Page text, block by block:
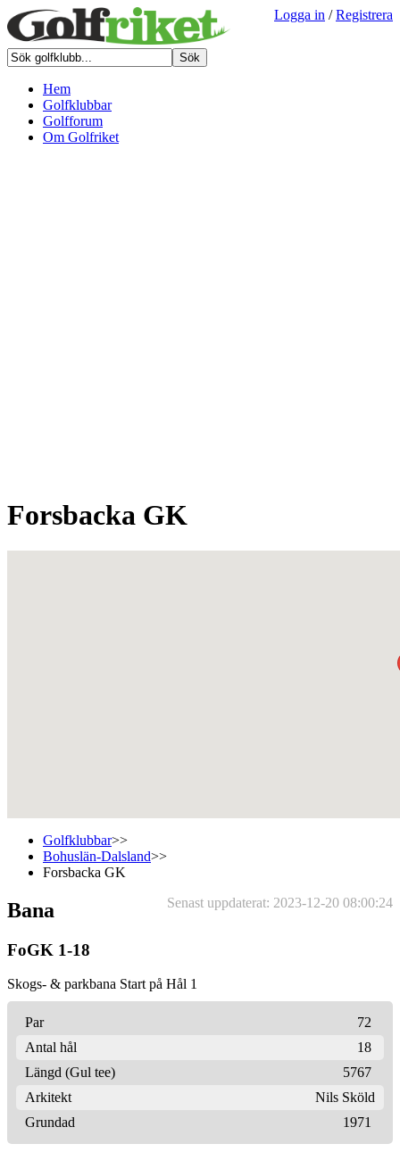
Logga in /Registrera
Hem
Golfklubbar
Golfforum
Om Golfriket
Forsbacka GK
Golfklubbar>>
Bohuslän-Dalsland>>
Forsbacka GK
Senast uppdaterat: 2023-12-20 08:00:24
Bana
FoGK 1-18
Skogs- & parkbana Start på Hål 1
Par
72
Antal hål
18
Längd (Gul tee)
5767
Arkitekt
Nils Sköld
Grundad
1971